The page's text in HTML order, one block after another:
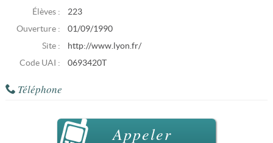
Élèves :
223
Ouverture :
01/09/1990
Site :
http://www.lyon.fr/
Code UAI :
0693420T
Téléphone
Appeler